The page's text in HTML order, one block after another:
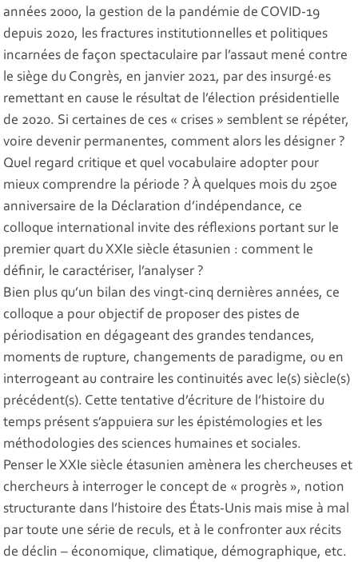
années 2000, la gestion de la pandémie de COVID-19
depuis 2020, les fractures institutionnelles et politiques
incarnées de façon spectaculaire par l’assaut mené contre
le siège du Congrès, en janvier 2021, par des insurgé·es
remettant en cause le résultat de l’élection présidentielle
de 2020. Si certaines de ces « crises » semblent se répéter,
voire devenir permanentes, comment alors les désigner ?
Quel regard critique et quel vocabulaire adopter pour
mieux comprendre la période ? À quelques mois du 250e
anniversaire de la Déclaration d’indépendance, ce
colloque international invite des réflexions portant sur le
premier quart du XXIe siècle étasunien : comment le
définir, le caractériser, l’analyser ?
Bien plus qu’un bilan des vingt-cinq dernières années, ce
colloque a pour objectif de proposer des pistes de
périodisation en dégageant des grandes tendances,
moments de rupture, changements de paradigme, ou en
interrogeant au contraire les continuités avec le(s) siècle(s)
précédent(s). Cette tentative d’écriture de l’histoire du
temps présent s’appuiera sur les épistémologies et les
méthodologies des sciences humaines et sociales.
Penser le XXIe siècle étasunien amènera les chercheuses et
chercheurs à interroger le concept de « progrès », notion
structurante dans l’histoire des États-Unis mais mise à mal
par toute une série de reculs, et à le confronter aux récits
de déclin – économique, climatique, démographique, etc.